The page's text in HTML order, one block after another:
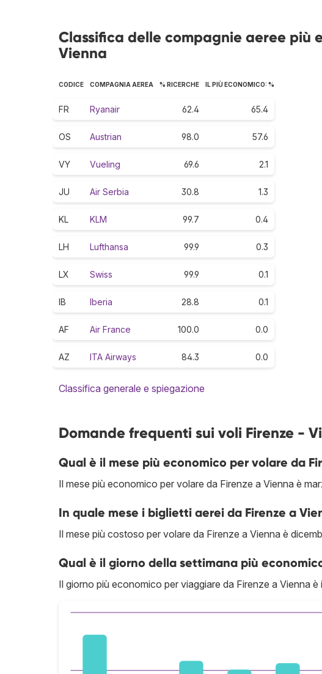
Classifica delle compagnie aeree più
Vienna
CODICE COMPAGNIA AEREA % RICERCHE IL PIÙ ECONOMICO: %
FR Ryanair 62.4 65.4
OS Austrian 98.0 57.6
VY Vueling 69.6 2.1
JU Air Serbia 30.8 1.3
KL KLM 99.7 0.4
LH Lufthansa 99.9 0.3
LX Swiss 99.9 0.1
IB Iberia 28.8 0.1
AF Air France 100.0 0.0
AZ ITA Airways 84.3 0.0
Classifica generale e spiegazione
Domande frequenti sui voli Firenze -
Qual è il mese più economico per volare da
Il mese più economico per volare da Firenze a Vienna è
In quale mese i biglietti aerei da Firenze a
Il mese più costoso per volare da Firenze a Vienna è
Qual è il giorno della settimana più
Il giorno più economico per viaggiare da Firenze a Vienna è